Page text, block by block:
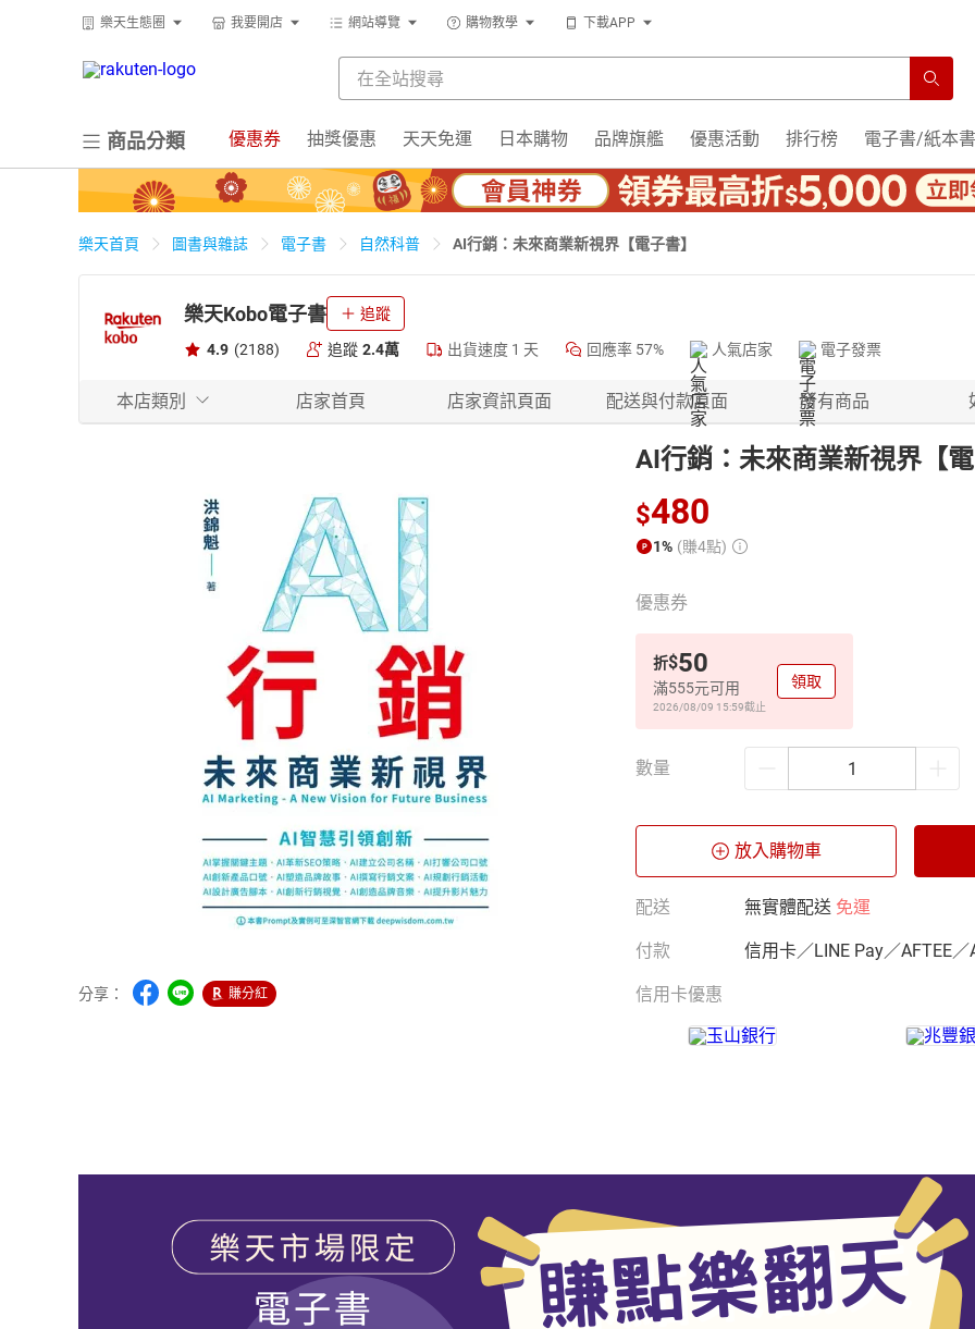
樂天生態圈 我要開店 網站導覽 購物教學 下載APP
商品分類 優惠券 抽獎優惠 天天免運 日本購物 品牌旗艦 優惠活動 排行榜 電子書/紙本書
樂天首頁 圖書與雜誌 電子書 自然科普 AI行銷：未來商業新視界【電子書】
樂天Kobo電子書 追蹤
4.9 (2188) 追蹤 2.4萬 出貨速度 1 天 回應率 57% 人氣店家 電子發票
本店類別 店家首頁 店家資訊頁面 配送與付款頁面 所有商品
分享： 賺分紅
AI行銷：未來商業新視界【
$480
1% (賺4點)
優惠券
折$50
滿555元可用
2026/08/09 15:59截止
領取
數量
放入購物車
配送 無實體配送 免運
付款 信用卡／LINE Pay／AFTEE／
信用卡優惠